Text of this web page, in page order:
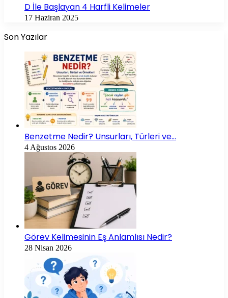
D İle Başlayan 4 Harfli Kelimeler
17 Haziran 2025
Son Yazılar
Benzetme Nedir? Unsurları, Türleri ve…
4 Ağustos 2026
Görev Kelimesinin Eş Anlamlısı Nedir?
28 Nisan 2026